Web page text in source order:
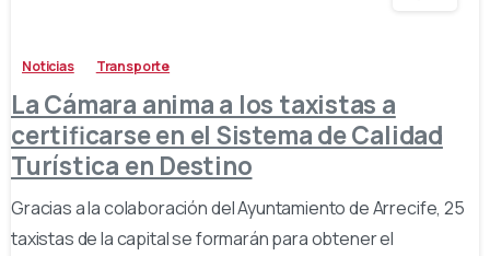
Noticias Transporte
La Cámara anima a los taxistas a
certificarse en el Sistema de Calidad
Turística en Destino
Gracias a la colaboración del Ayuntamiento de Arrecife, 25
taxistas de la capital se formarán para obtener el